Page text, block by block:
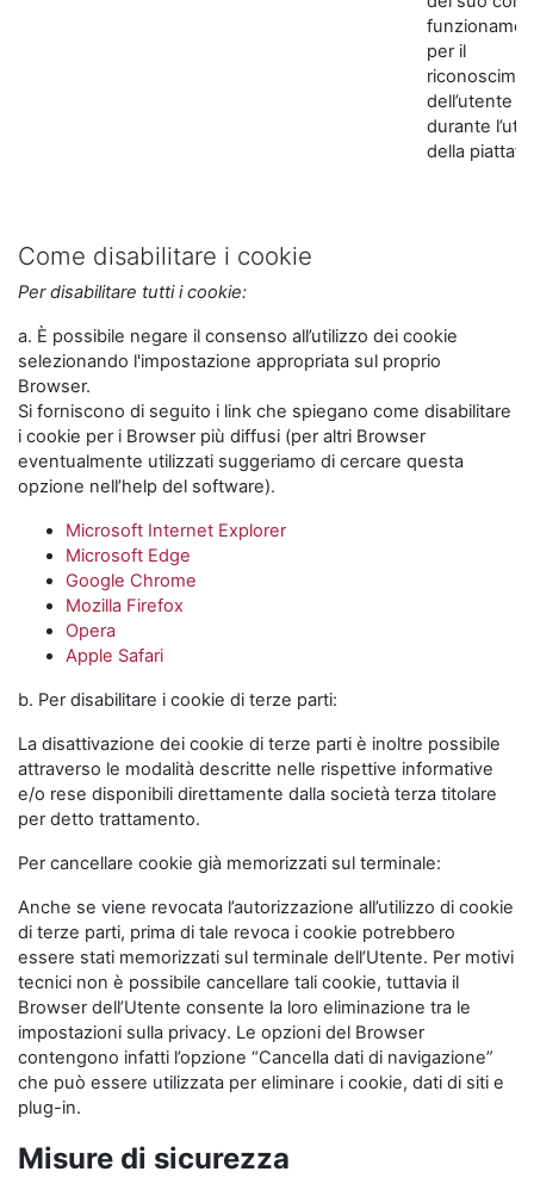
per il
dell’utente
durante
della
Come disabilitare i cookie
Per disabilitare tutti i cookie:
a. È possibile negare il consenso all’utilizzo dei cookie
selezionando l'impostazione appropriata sul proprio
Browser.
Si forniscono di seguito i link che spiegano come disabilitare
i cookie per i Browser più diffusi (per altri Browser
eventualmente utilizzati suggeriamo di cercare questa
opzione nell’help del software).
Microsoft Internet Explorer
Microsoft Edge
Google Chrome
Mozilla Firefox
Opera
Apple Safari
b. Per disabilitare i cookie di terze parti:
La disattivazione dei cookie di terze parti è inoltre possibile
attraverso le modalità descritte nelle rispettive informative
e/o rese disponibili direttamente dalla società terza titolare
per detto trattamento.
Per cancellare cookie già memorizzati sul terminale:
Anche se viene revocata l’autorizzazione all’utilizzo di cookie
di terze parti, prima di tale revoca i cookie potrebbero
essere stati memorizzati sul terminale dell’Utente. Per motivi
tecnici non è possibile cancellare tali cookie, tuttavia il
Browser dell’Utente consente la loro eliminazione tra le
impostazioni sulla privacy. Le opzioni del Browser
contengono infatti l’opzione “Cancella dati di navigazione”
che può essere utilizzata per eliminare i cookie, dati di siti e
plug-in.
Misure di sicurezza